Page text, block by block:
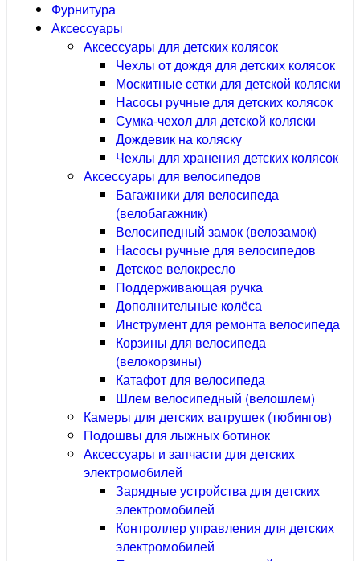
Фурнитура
Аксессуары
Аксессуары для детских колясок
Чехлы от дождя для детских колясок
Москитные сетки для детской коляски
Насосы ручные для детских колясок
Сумка-чехол для детской коляски
Дождевик на коляску
Чехлы для хранения детских колясок
Аксессуары для велосипедов
Багажники для велосипеда
(велобагажник)
Велосипедный замок (велозамок)
Насосы ручные для велосипедов
Детское велокресло
Поддерживающая ручка
Дополнительные колёса
Инструмент для ремонта велосипеда
Корзины для велосипеда
(велокорзины)
Катафот для велосипеда
Шлем велосипедный (велошлем)
Камеры для детских ватрушек (тюбингов)
Подошвы для лыжных ботинок
Аксессуары и запчасти для детских
электромобилей
Зарядные устройства для детских
электромобилей
Контроллер управления для детских
электромобилей